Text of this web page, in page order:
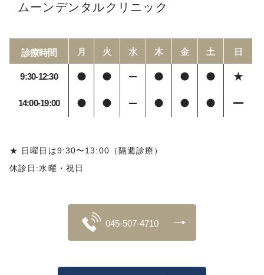
ムーンデンタルクリニック
診療時間 月 火 水 木 金 土 日
9:30-12:30
14:00-19:00
★ 日曜日は9:30〜13:00（隔週診療）
休診日:水曜・祝日
045-507-4710